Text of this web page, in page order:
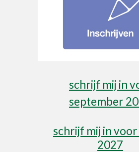
schrijf mij in
september
schrijf mij in
2027